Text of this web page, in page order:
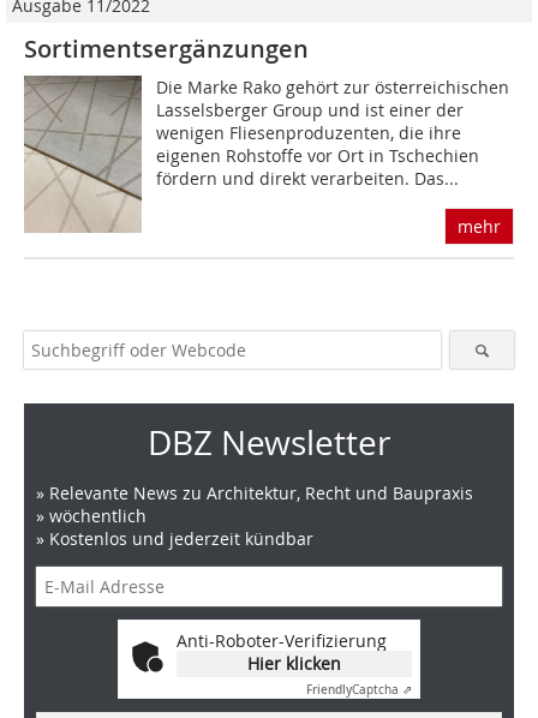
Ausgabe 11/2022
Sortimentsergänzungen
Die Marke Rako gehört zur österreichischen
Lasselsberger Group und ist einer der
wenigen Fliesenproduzenten, die ihre
eigenen Rohstoffe vor Ort in Tschechien
fördern und direkt verarbeiten. Das...
mehr
DBZ Newsletter
» Relevante News zu Architektur, Recht und Baupraxis
» wöchentlich
» Kostenlos und jederzeit kündbar
Anti-Roboter-Verifizierung
Hier klicken
FriendlyCaptcha ⇗